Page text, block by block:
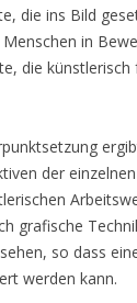
die ins Bild
in
die künstlerisch
der
grafische
so dass
werden kann.